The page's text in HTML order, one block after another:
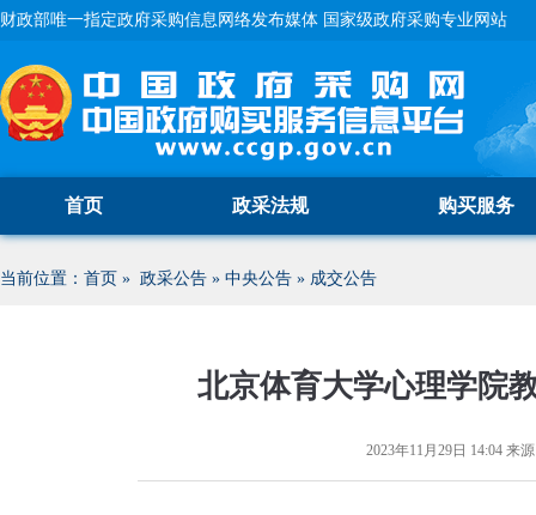
财政部唯一指定政府采购信息网络发布媒体 国家级政府采购专业网站
首页 政采法规 购买服务
当前位置： 首页 » 政采公告 » 中央公告 » 成交公告
北京体育大学心理学院
2023年11月29日 14:04 来